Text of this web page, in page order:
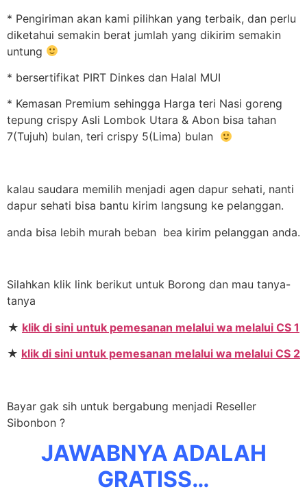
* Pengiriman akan kami pilihkan yang terbaik, dan perlu
diketahui semakin berat jumlah yang dikirim semakin
untung
* bersertifikat PIRT Dinkes dan Halal MUI
* Kemasan Premium sehingga Harga teri Nasi goreng
tepung crispy Asli Lombok Utara & Abon bisa tahan
7(Tujuh) bulan, teri crispy 5(Lima) bulan
kalau saudara memilih menjadi agen dapur sehati, nanti
dapur sehati bisa bantu kirim langsung ke pelanggan.
anda bisa lebih murah beban bea kirim pelanggan anda.
Silahkan klik link berikut untuk Borong dan mau tanya-
tanya
★ klik di sini untuk pemesanan melalui wa melalui CS 1
★ klik di sini untuk pemesanan melalui wa melalui CS 2
Bayar gak sih untuk bergabung menjadi Reseller
Sibonbon ?
JAWABNYA ADALAH
GRATISS…